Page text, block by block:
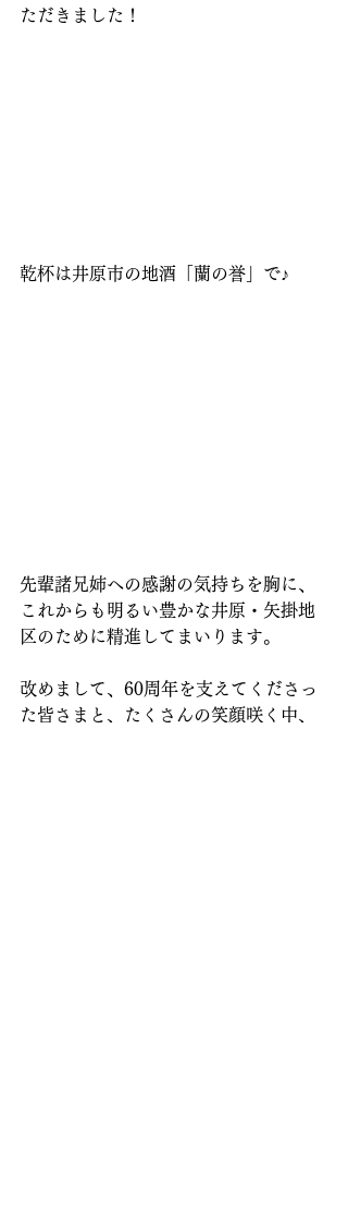
ただきました！
乾杯は井原市の地酒「蘭の誉」で♪
先輩諸兄姉への感謝の気持ちを胸に、
これからも明るい豊かな井原・矢掛地
区のために精進してまいります。
改めまして、60周年を支えてくださっ
た皆さまと、たくさんの笑顔咲く中、